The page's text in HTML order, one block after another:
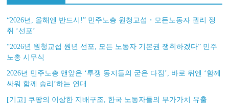
“2026년, 올해엔 반드시!” 민주노총 원청교섭・모든노동자 권리 쟁
취 ‘선포’
“2026년 원청교섭 원년 선포, 모든 노동자 기본권 쟁취하겠다” 민주
노총 시무식
2026년 민주노총 맨앞은 ‘투쟁 동지들의 굳은 다짐’, 바로 뒤엔 ‘함께
싸워 함께 승리’하는 연대
[기고] 쿠팡의 이상한 지배구조, 한국 노동자들의 부가가치 유출